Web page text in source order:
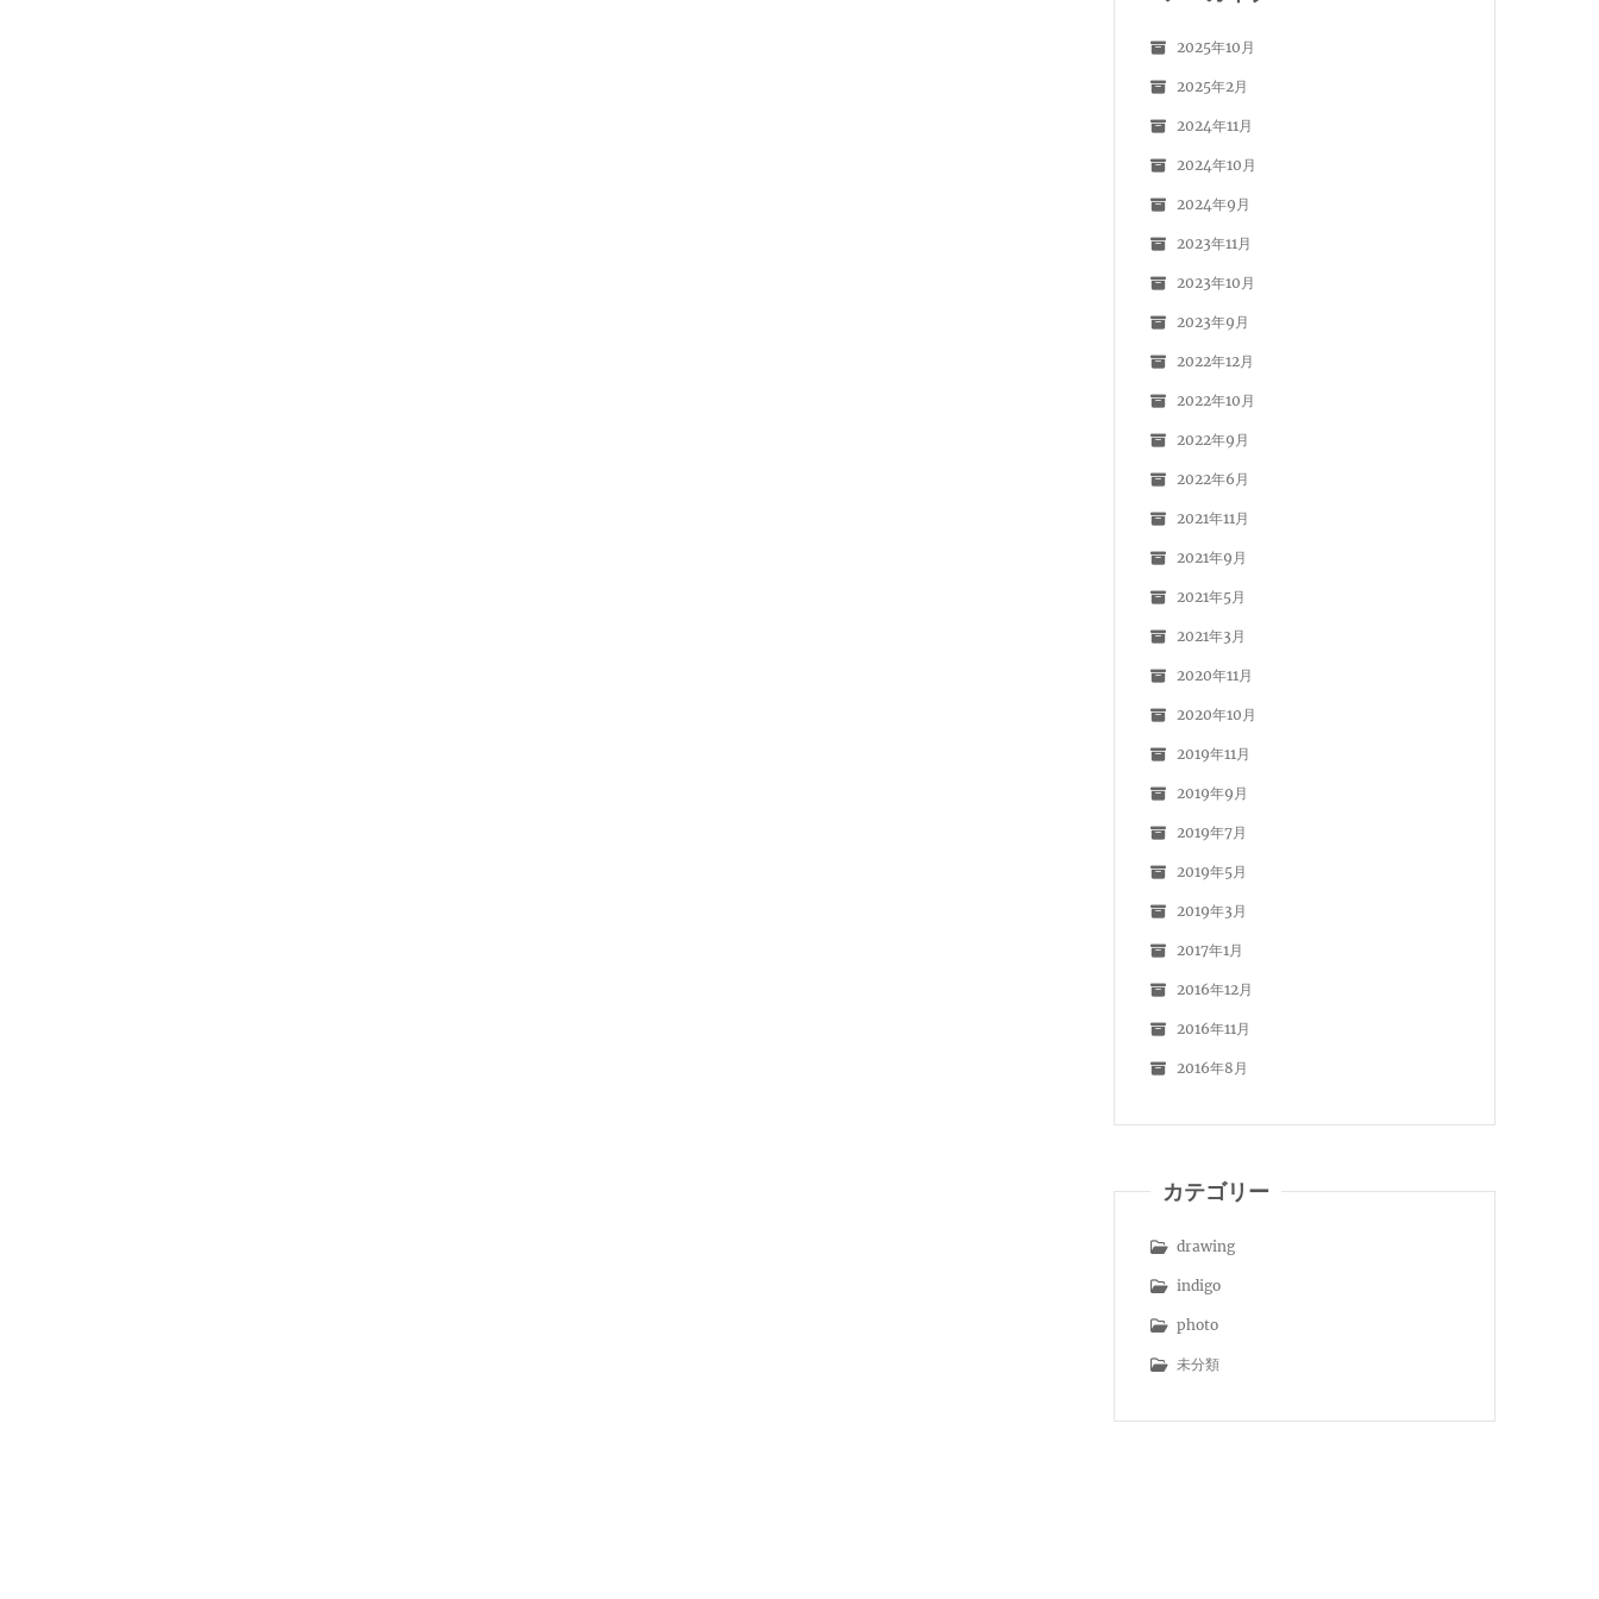
2025年10月
2025年2月
2024年11月
2024年10月
2024年9月
2023年11月
2023年10月
2023年9月
2022年12月
2022年10月
2022年9月
2022年6月
2021年11月
2021年9月
2021年5月
2021年3月
2020年11月
2020年10月
2019年11月
2019年9月
2019年7月
2019年5月
2019年3月
2017年1月
2016年12月
2016年11月
2016年8月
カテゴリー
drawing
indigo
photo
未分類